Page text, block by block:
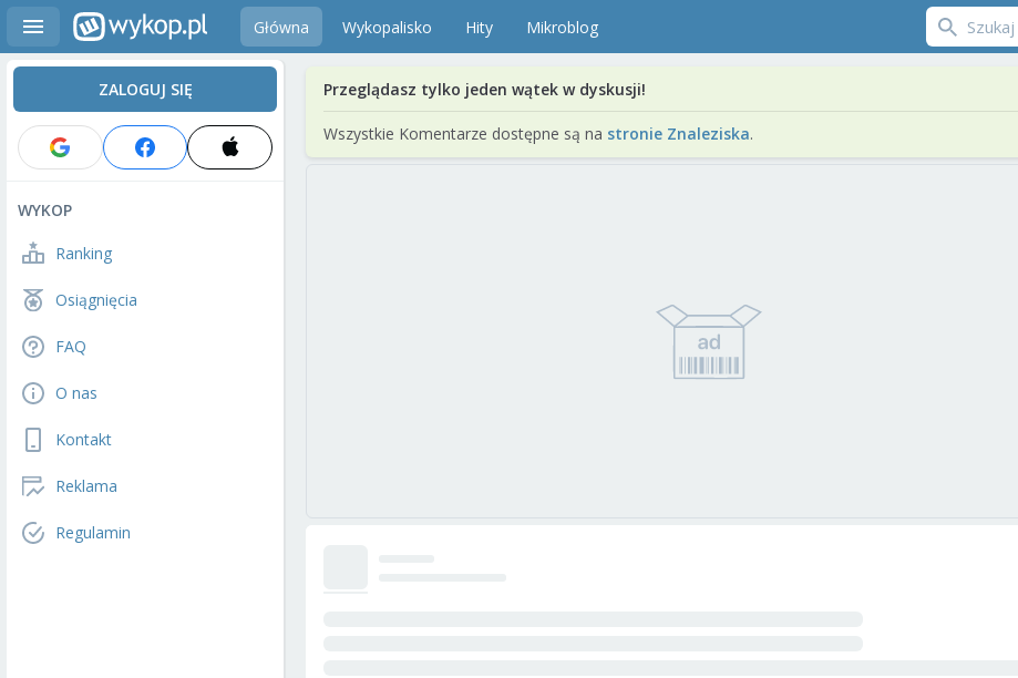
Główna Wykopalisko Hity Mikroblog
ZALOGUJ SIĘ
WYKOP
Ranking
Osiągnięcia
FAQ
O nas
Kontakt
Reklama
Regulamin
Przeglądasz tylko jeden wątek w dyskusji!
Wszystkie Komentarze dostępne są na stronie Znaleziska.